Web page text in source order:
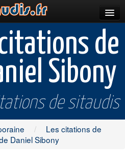
de
Sibony
de sitaudis
/
Les citations de
Daniel Sibony